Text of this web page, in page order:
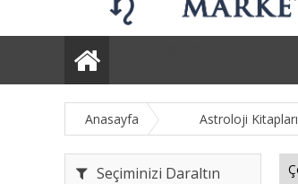
Anasayfa Astroloji Kitapları
Seçiminizi Daraltın